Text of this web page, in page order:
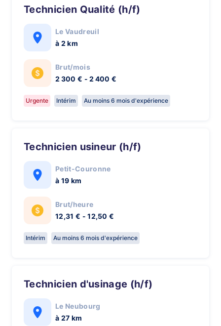
Technicien Qualité (h/f)
Le Vaudreuil
à 2 km
Brut/mois
2 300 € - 2 400 €
Urgente Intérim Au moins 6 mois d'expérience
Technicien usineur (h/f)
Petit-Couronne
à 19 km
Brut/heure
12,31 € - 12,50 €
Intérim Au moins 6 mois d'expérience
Technicien d'usinage (h/f)
Le Neubourg
à 27 km